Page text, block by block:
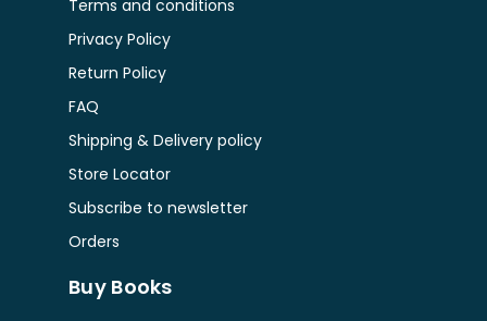
Terms and conditions
Privacy Policy
Return Policy
FAQ
Shipping & Delivery policy
Store Locator
Subscribe to newsletter
Orders
Buy Books